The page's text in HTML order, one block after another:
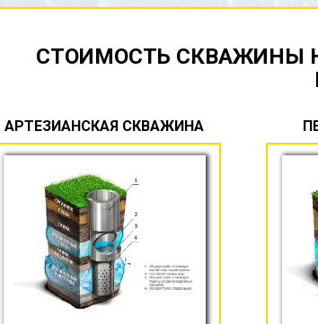
СТОИМОСТЬ СКВАЖИНЫ
АРТЕЗИАНСКАЯ СКВАЖИНА